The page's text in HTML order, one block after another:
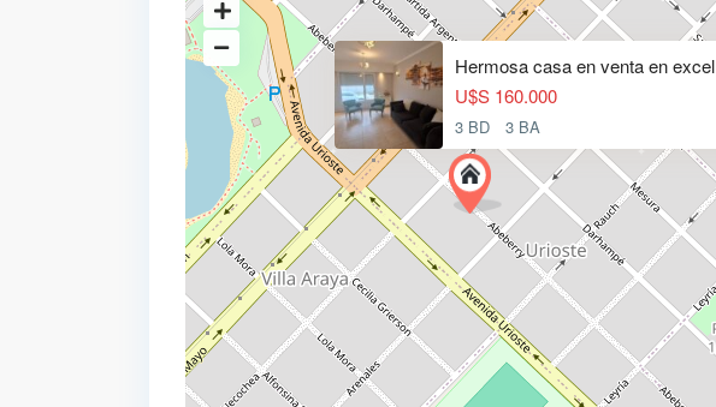
Hermosa casa en venta en excel
U$S 160.000
3 BD 3 BA